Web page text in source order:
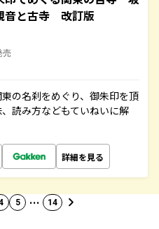
音と古寺 改訂版
売
の名刹をめぐり、御朱印を頂
読み方などもていねいに解
詳細を見る
5 … 14